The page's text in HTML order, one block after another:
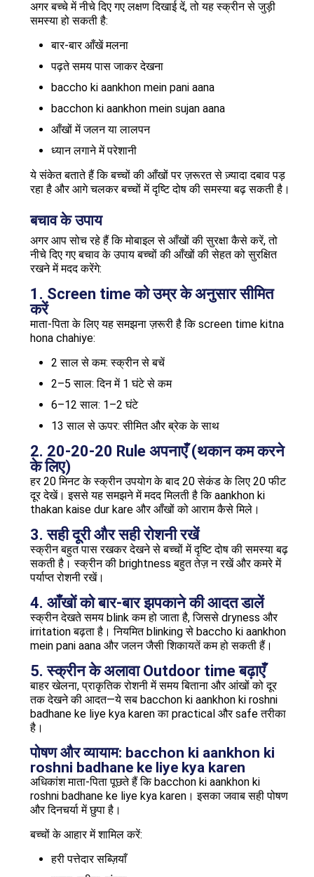
अगर बच्चे में नीचे दिए गए लक्षण दिखाई दें, तो यह स्क्रीन से जुड़ी
समस्या हो सकती है:
बार-बार आँखें मलना
पढ़ते समय पास जाकर देखना
baccho ki aankhon mein pani aana
bacchon ki aankhon mein sujan aana
आँखों में जलन या लालपन
ध्यान लगाने में परेशानी
ये संकेत बताते हैं कि बच्चों की आँखों पर ज़रूरत से ज़्यादा दबाव पड़
रहा है और आगे चलकर बच्चों में दृष्टि दोष की समस्या बढ़ सकती है।
बचाव के उपाय
अगर आप सोच रहे हैं कि मोबाइल से आँखों की सुरक्षा कैसे करें, तो
नीचे दिए गए बचाव के उपाय बच्चों की आँखों की सेहत को सुरक्षित
रखने में मदद करेंगे:
1. Screen time को उम्र के अनुसार सीमित
करें
माता-पिता के लिए यह समझना ज़रूरी है कि screen time kitna
hona chahiye:
2 साल से कम: स्क्रीन से बचें
2–5 साल: दिन में 1 घंटे से कम
6–12 साल: 1–2 घंटे
13 साल से ऊपर: सीमित और ब्रेक के साथ
2. 20-20-20 Rule अपनाएँ (थकान कम करने
के लिए)
हर 20 मिनट के स्क्रीन उपयोग के बाद 20 सेकंड के लिए 20 फीट
दूर देखें। इससे यह समझने में मदद मिलती है कि aankhon ki
thakan kaise dur kare और आँखों को आराम कैसे मिले।
3. सही दूरी और सही रोशनी रखें
स्क्रीन बहुत पास रखकर देखने से बच्चों में दृष्टि दोष की समस्या बढ़
सकती है। स्क्रीन की brightness बहुत तेज़ न रखें और कमरे में
पर्याप्त रोशनी रखें।
4. आँखों को बार-बार झपकाने की आदत डालें
स्क्रीन देखते समय blink कम हो जाता है, जिससे dryness और
irritation बढ़ता है। नियमित blinking से baccho ki aankhon
mein pani aana और जलन जैसी शिकायतें कम हो सकती हैं।
5. स्क्रीन के अलावा Outdoor time बढ़ाएँ
बाहर खेलना, प्राकृतिक रोशनी में समय बिताना और आंखों को दूर
तक देखने की आदत—ये सब bacchon ki aankhon ki roshni
badhane ke liye kya karen का practical और safe तरीका
है।
पोषण और व्यायाम: bacchon ki aankhon ki
roshni badhane ke liye kya karen
अधिकांश माता-पिता पूछते हैं कि bacchon ki aankhon ki
roshni badhane ke liye kya karen। इसका जवाब सही पोषण
और दिनचर्या में छुपा है।
बच्चों के आहार में शामिल करें:
हरी पत्तेदार सब्ज़ियाँ